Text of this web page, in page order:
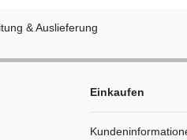
& Auslieferung
Einkaufen